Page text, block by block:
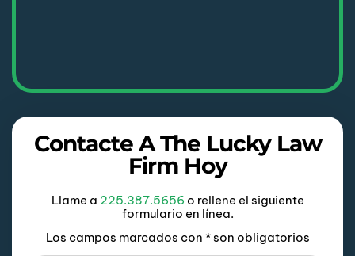
Contacte A The Lucky Law
Firm Hoy
Llame a 225.387.5656 o rellene el siguiente
formulario en línea.
Los campos marcados con * son obligatorios